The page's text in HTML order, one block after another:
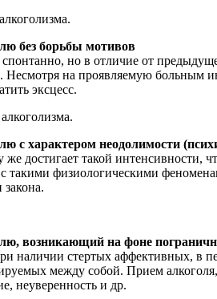
без борьбы мотивов
но в отличие от
на проявляемую больным
эксцесс.
с характером неодолимости
достигает такой
такими физиологическими
возникающий на фоне
наличии стертых аффективных, в
между собой. Прием
неуверенность и др.